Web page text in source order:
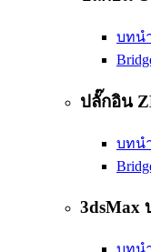
บทน
ปลั๊กอิน
บทน
3dsMax
บทน